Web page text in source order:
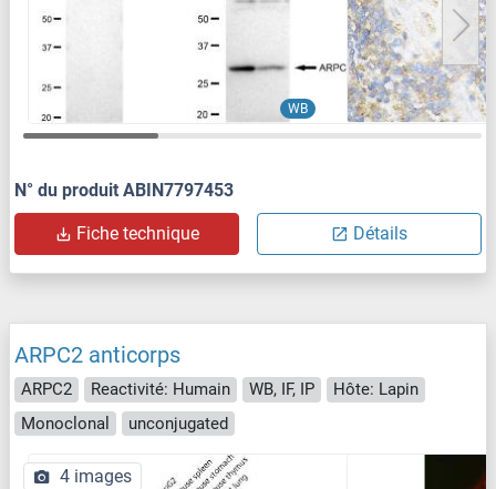
WB
N° du produit ABIN7797453
Fiche technique Détails
ARPC2 anticorps
ARPC2 Reactivité: Humain WB, IF, IP
Hôte: Lapin
Monoclonal
unconjugated
4 images